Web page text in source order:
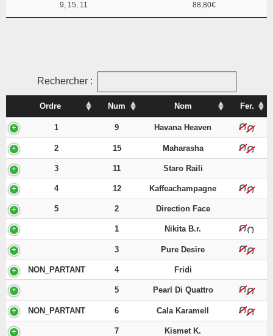
9, 15, 11 88,80€
Rechercher :
Ordre Num Nom Fer.
1 9 Havana Heaven
2 15 Maharasha
3 11 Staro Raili
4 12 Kaffeachampagne
5 2 Direction Face
1 Nikita B.r.
3 Pure Desire
NON_PARTANT 4 Fridi
5 Pearl Di Quattro
NON_PARTANT 6 Cala Karamell
7 Kismet K.